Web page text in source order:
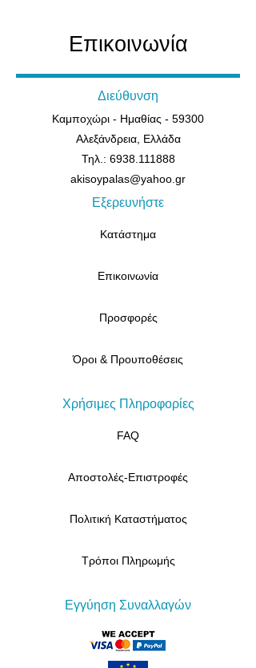
Επικοινωνία
Διεύθυνση
Καμποχώρι - Ημαθίας - 59300
Αλεξάνδρεια, Ελλάδα
Τηλ.: 6938.111888
akisoypalas@yahoo.gr
Εξερευνήστε
Κατάστημα
Επικοινωνία
Προσφορές
Όροι & Προυποθέσεις
Χρήσιμες Πληροφορίες
FAQ
Αποστολές-Επιστροφές
Πολιτική Καταστήματος
Τρόποι Πληρωμής
Εγγύηση Συναλλαγών